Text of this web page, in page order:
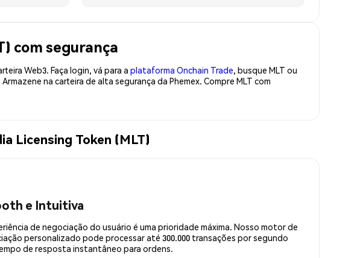
com segurança
Web3. Faça login, vá para a plataforma Onchain Trade, busque MLT ou
na carteira de alta segurança da Phemex. Compre MLT com
Licensing Token (MLT)
e Intuitiva
de negociação do usuário é uma prioridade máxima. Nosso motor de
personalizado pode processar até 300.000 transações por segundo
de resposta instantâneo para ordens.